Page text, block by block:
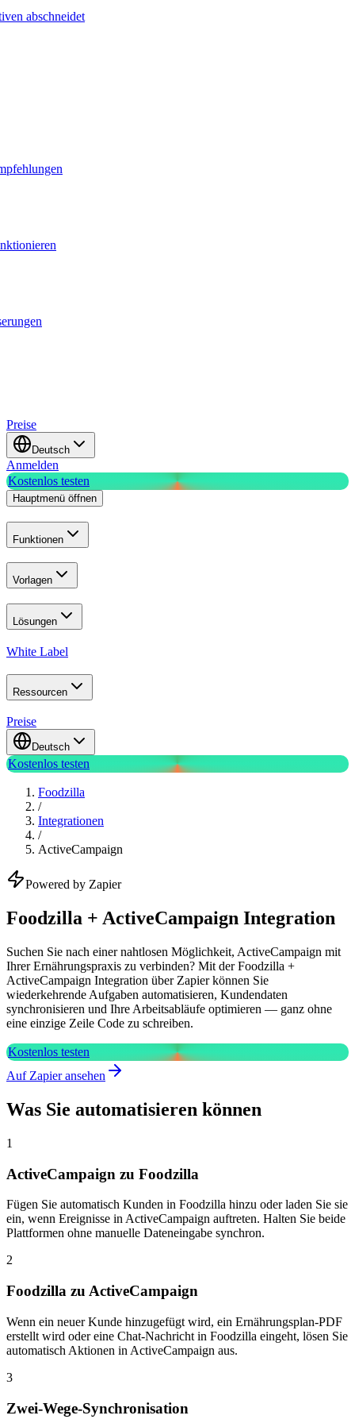
abschneidet
Preise
Deutsch
Anmelden
Kostenlos testen
Hauptmenü öffnen
Funktionen
Vorlagen
Lösungen
White Label
Ressourcen
Preise
Deutsch
Kostenlos testen
Foodzilla
/
Integrationen
/
ActiveCampaign
Powered by Zapier
Foodzilla + ActiveCampaign Integration
Suchen Sie nach einer nahtlosen Möglichkeit, ActiveCampaign mit
Ihrer Ernährungspraxis zu verbinden? Mit der Foodzilla +
ActiveCampaign Integration über Zapier können Sie
wiederkehrende Aufgaben automatisieren, Kundendaten
synchronisieren und Ihre Arbeitsabläufe optimieren — ganz ohne
eine einzige Zeile Code zu schreiben.
Kostenlos testen
Auf Zapier ansehen
Was Sie automatisieren können
1
ActiveCampaign zu Foodzilla
Fügen Sie automatisch Kunden in Foodzilla hinzu oder laden Sie sie
ein, wenn Ereignisse in ActiveCampaign auftreten. Halten Sie beide
Plattformen ohne manuelle Dateneingabe synchron.
2
Foodzilla zu ActiveCampaign
Wenn ein neuer Kunde hinzugefügt wird, ein Ernährungsplan-PDF
erstellt wird oder eine Chat-Nachricht in Foodzilla eingeht, lösen Sie
automatisch Aktionen in ActiveCampaign aus.
3
Zwei-Wege-Synchronisation